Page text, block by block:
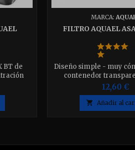
BT de
para
que
y
MARCA:
FILTRO AQUAEL
Diseño simple - muy
contenedor
control del nivel de
medio filtrante, motor
ahorro de energía.
modelos elija el
12,60 €
 Añadir al